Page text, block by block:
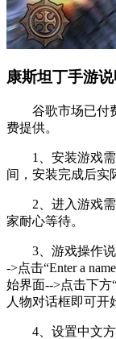
康斯坦丁手游
谷歌市场已付费
费提供。
1、安装游戏需
间，安装完成后实
2、进入游戏需
家耐心等待。
3、游戏操作说
->点击“Enter a
始界面-->点击下方
人物对话框即可开
4、设置中文方